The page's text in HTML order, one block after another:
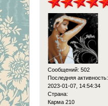
Сообщений: 502
Последняя активность:
2023-01-07, 14:54:34
Страна:
Карма 210